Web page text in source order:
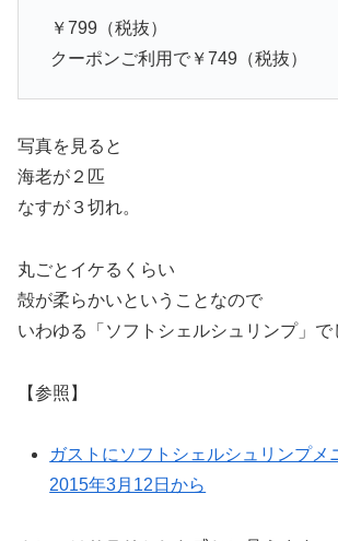
￥799（税抜）
クーポンご利用で￥749（税抜）
写真を見ると
海老が２匹
なすが３切れ。
丸ごとイケるくらい
殻が柔らかいということなので
いわゆる「ソフトシェルシュリンプ」で
【参照】
ガストにソフトシェルシュリンプメ
2015年3月12日から